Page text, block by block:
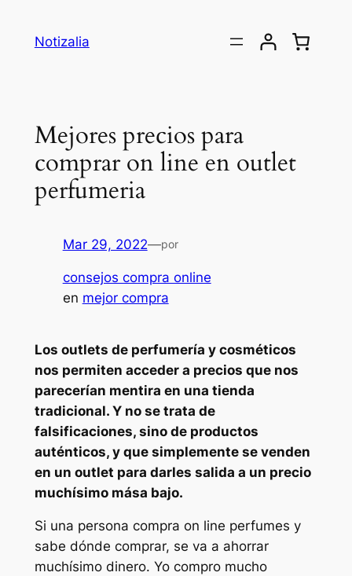
Notizalia
Mejores precios para
comprar on line en outlet
perfumeria
Mar 29, 2022—por
consejos compra online
en mejor compra
Los outlets de perfumería y cosméticos
nos permiten acceder a precios que nos
parecerían mentira en una tienda
tradicional. Y no se trata de
falsificaciones, sino de productos
auténticos, y que simplemente se venden
en un outlet para darles salida a un precio
muchísimo mása bajo.
Si una persona compra on line perfumes y
sabe dónde comprar, se va a ahorrar
muchísimo dinero. Yo compro mucho